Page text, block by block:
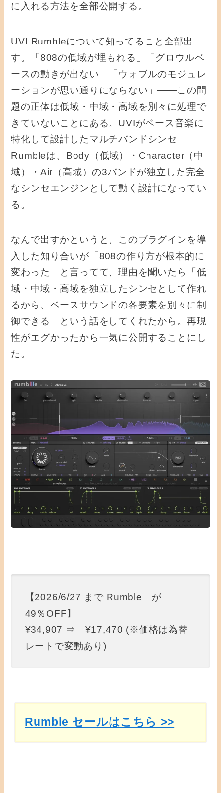
に入れる方法を全部公開する。
UVI Rumbleについて知ってること全部出
す。「808の低域が埋もれる」「グロウルベ
ースの動きが出ない」「ウォブルのモジュレ
ーションが思い通りにならない」——この問
題の正体は低域・中域・高域を別々に処理で
きていないことにある。UVIがベース音楽に
特化して設計したマルチバンドシンセ
Rumbleは、Body（低域）・Character（中
域）・Air（高域）の3バンドが独立した完全
なシンセエンジンとして動く設計になってい
る。
なんで出すかというと、このプラグインを導
入した知り合いが「808の作り方が根本的に
変わった」と言ってて、理由を聞いたら「低
域・中域・高域を独立したシンセとして作れ
るから、ベースサウンドの各要素を別々に制
御できる」という話をしてくれたから。再現
性がエグかったから一気に公開することにし
た。
【2026/6/27 まで Rumble が
49％OFF】
¥34,907⇒ ¥17,470 (※価格は為替
レートで変動あり)
Rumble セールはこちら >>